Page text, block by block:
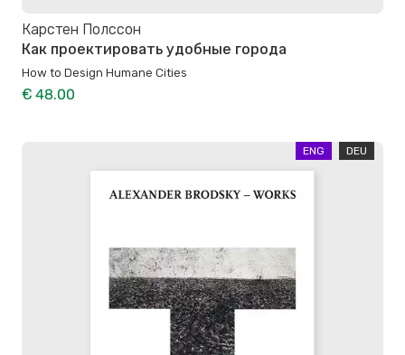
Карстен Полссон
Как проектировать удобные города
How to Design Humane Cities
€ 48.00
ENG DEU